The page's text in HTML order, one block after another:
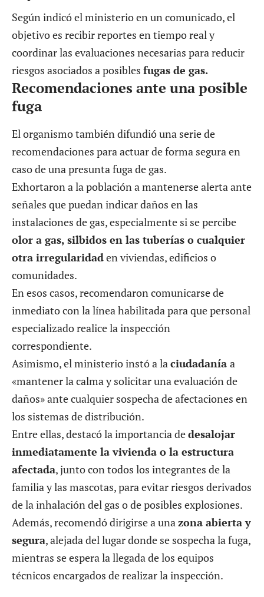
Según indicó el ministerio en un comunicado, el
objetivo es recibir reportes en tiempo real y
coordinar las evaluaciones necesarias para reducir
riesgos asociados a posibles fugas de gas.
Recomendaciones ante una posible
fuga
El organismo también difundió una serie de
recomendaciones para actuar de forma segura en
caso de una presunta fuga de gas.
Exhortaron a la población a mantenerse alerta ante
señales que puedan indicar daños en las
instalaciones de gas, especialmente si se percibe
olor a gas, silbidos en las tuberías o cualquier
otra irregularidaden viviendas, edificios o
comunidades.
En esos casos, recomendaron comunicarse de
inmediato con la línea habilitada para que personal
especializado realice la inspección
correspondiente.
Asimismo, el ministerio instó a laciudadanía a
«mantener la calma y solicitar una evaluación de
daños» ante cualquier sospecha de afectaciones en
los sistemas de distribución.
Entre ellas, destacó la importancia dedesalojar
inmediatamente la vivienda o la estructura
afectada, junto con todos los integrantes de la
familia y las mascotas, para evitar riesgos derivados
de la inhalación del gas o de posibles explosiones.
Además, recomendó dirigirse a unazona abierta y
segura, alejada del lugar donde se sospecha la fuga,
mientras se espera la llegada de los equipos
técnicos encargados de realizar la inspección.